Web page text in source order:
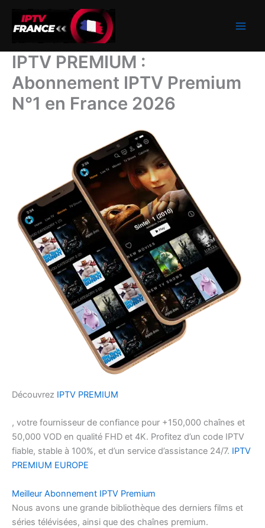
contenu
IPTV PREMIUM :
Abonnement IPTV Premium
N°1 en France 2026
Découvrez IPTV PREMIUM
, votre fournisseur de confiance pour +150,000 chaînes et
50,000 VOD en qualité FHD et 4K. Profitez d’un code IPTV
fiable, stable à 100%, et d’un service d’assistance 24/7. IPTV
PREMIUM EUROPE
Meilleur Abonnement IPTV Premium
Nous avons une grande bibliothèque des derniers films et
séries télévisées, ainsi que des chaînes premium.